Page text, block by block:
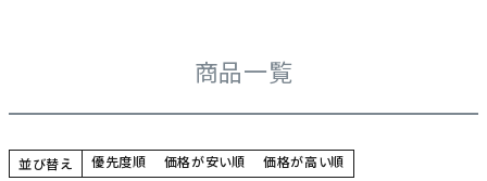
商品一覧
並び替え 優先度順 価格が安い順 価格が高い順